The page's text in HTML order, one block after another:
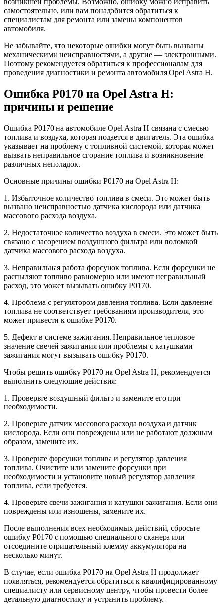
возникшей проблемы. Возможно, ошибку можно исправить
самостоятельно, или вам понадобится обратиться к
специалистам для ремонта или замены компонентов
автомобиля.
Не забывайте, что некоторые ошибки могут быть вызваны
механическими неисправностями, а другие — электронными.
Поэтому рекомендуется обратиться к профессионалам для
проведения диагностики и ремонта автомобиля Opel Astra H.
Ошибка P0170 на Opel Astra H:
причины и решение
Ошибка P0170 на автомобиле Opel Astra H связана с смесью
топлива и воздуха, которая подается в двигатель. Эта ошибка
указывает на проблему с топливной системой, которая может
вызвать неправильное сгорание топлива и возникновение
различных неполадок.
Основные причины ошибки P0170 на Opel Astra H:
1. Избыточное количество топлива в смеси. Это может быть
вызвано неисправностью датчика кислорода или датчика
массового расхода воздуха.
2. Недостаточное количество воздуха в смеси. Это может быть
связано с засорением воздушного фильтра или поломкой
датчика массового расхода воздуха.
3. Неправильная работа форсунок топлива. Если форсунки не
распыляют топливо равномерно или имеют неправильный
расход, это может вызывать ошибку P0170.
4. Проблема с регулятором давления топлива. Если давление
топлива не соответствует требованиям производителя, это
может привести к ошибке P0170.
5. Дефект в системе зажигания. Неправильное тепловое
значение свечей зажигания или проблемы с катушками
зажигания могут вызывать ошибку P0170.
Чтобы решить ошибку P0170 на Opel Astra H, рекомендуется
выполнить следующие действия:
1. Проверьте воздушный фильтр и замените его при
необходимости.
2. Проверьте датчик массового расхода воздуха и датчик
кислорода. Если они повреждены или не работают должным
образом, замените их.
3. Проверьте форсунки топлива и регулятор давления
топлива. Очистите или замените форсунки при
необходимости и установите новый регулятор давления
топлива, если требуется.
4. Проверьте свечи зажигания и катушки зажигания. Если они
повреждены или изношены, замените их.
После выполнения всех необходимых действий, сбросьте
ошибку P0170 с помощью специального сканера или
отсоедините отрицательный клемму аккумулятора на
несколько минут.
В случае, если ошибка P0170 на Opel Astra H продолжает
появляться, рекомендуется обратиться к квалифицированному
специалисту или сервисному центру, чтобы провести более
детальную диагностику и устранить проблему.